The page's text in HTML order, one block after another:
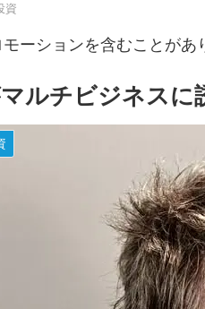
資
ーションを含むことがあ
ルチビジネスに